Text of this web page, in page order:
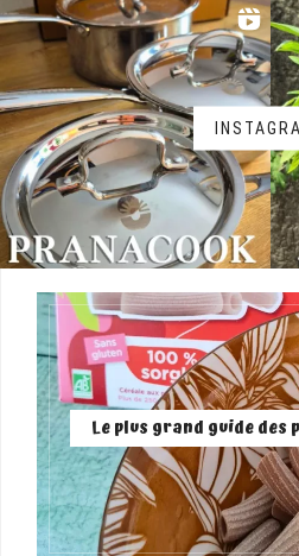
Le plus grand guide des